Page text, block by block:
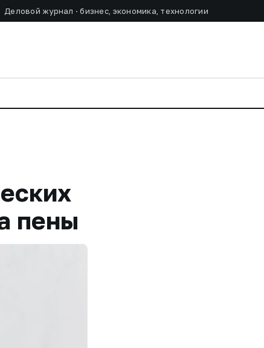
Деловой журнал · бизнес, экономика, технологии
пены